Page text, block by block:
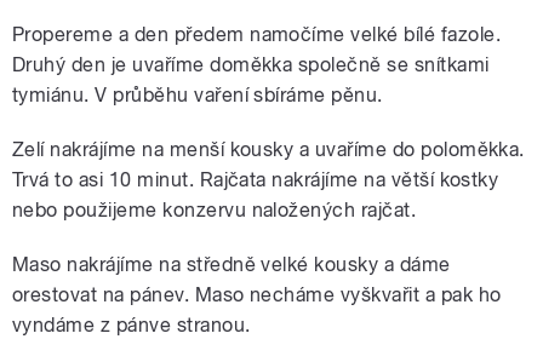
Propereme a den předem namočíme velké bílé fazole.
Druhý den je uvaříme doměkka společně se snítkami
tymiánu. V průběhu vaření sbíráme pěnu.
Zelí nakrájíme na menší kousky a uvaříme do poloměkka.
Trvá to asi 10 minut. Rajčata nakrájíme na větší kostky
nebo použijeme konzervu naložených rajčat.
Maso nakrájíme na středně velké kousky a dáme
orestovat na pánev. Maso necháme vyškvařit a pak ho
vyndáme z pánve stranou.